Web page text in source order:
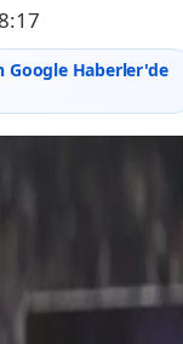
Google Haberler'de